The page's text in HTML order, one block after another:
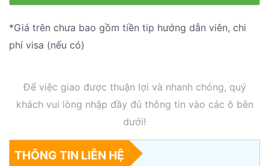
*Giá trên chưa bao gồm tiền tip hướng dẫn viên, chi
phí visa (nếu có)
Để việc giao được thuận lợi và nhanh chóng, quý
khách vui lòng nhập đầy đủ thông tin vào các ô bên
dưới!
THÔNG TIN LIÊN HỆ